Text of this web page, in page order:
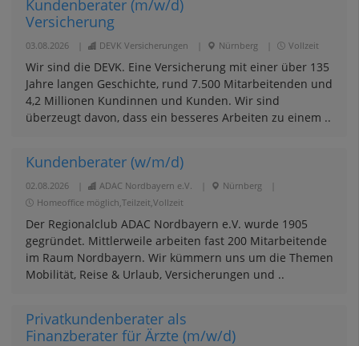
Kundenberater (m/w/d)
Versicherung
03.08.2026 DEVK Versicherungen Nürnberg Vollzeit
Wir sind die DEVK. Eine Versicherung mit einer über 135
Jahre langen Geschichte, rund 7.500 Mitarbeitenden und
4,2 Millionen Kundinnen und Kunden. Wir sind
überzeugt davon, dass ein besseres Arbeiten zu einem ..
Kundenberater (w/m/d)
02.08.2026 ADAC Nordbayern e.V. Nürnberg
Homeoffice möglich,Teilzeit,Vollzeit
Der Regionalclub ADAC Nordbayern e.V. wurde 1905
gegründet. Mittlerweile arbeiten fast 200 Mitarbeitende
im Raum Nordbayern. Wir kümmern uns um die Themen
Mobilität, Reise & Urlaub, Versicherungen und ..
Privatkundenberater als
Finanzberater für Ärzte (m/w/d)